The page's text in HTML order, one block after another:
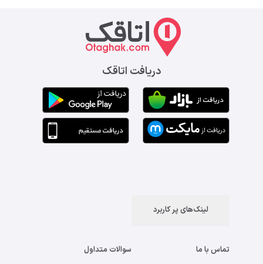
دریافت اتاقک
لینک‌های پر کاربرد
تماس با ما
سوالات متداول